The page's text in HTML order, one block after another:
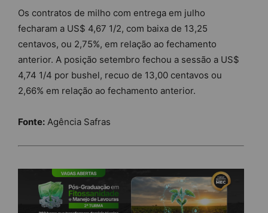
Os contratos de milho com entrega em julho
fecharam a US$ 4,67 1/2, com baixa de 13,25
centavos, ou 2,75%, em relação ao fechamento
anterior. A posição setembro fechou a sessão a US$
4,74 1/4 por bushel, recuo de 13,00 centavos ou
2,66% em relação ao fechamento anterior.
Fonte: Agência Safras